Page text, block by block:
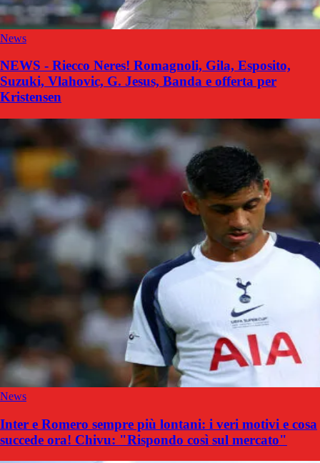
News
NEWS - Riecco Neres! Romagnoli, Gila, Esposito,
Suzuki, Vlahovic, G. Jesus, Banda e offerta per
Kristensen
News
Inter e Romero sempre più lontani: i veri motivi e cosa
succede ora! Chivu: "Rispondo così sul mercato"